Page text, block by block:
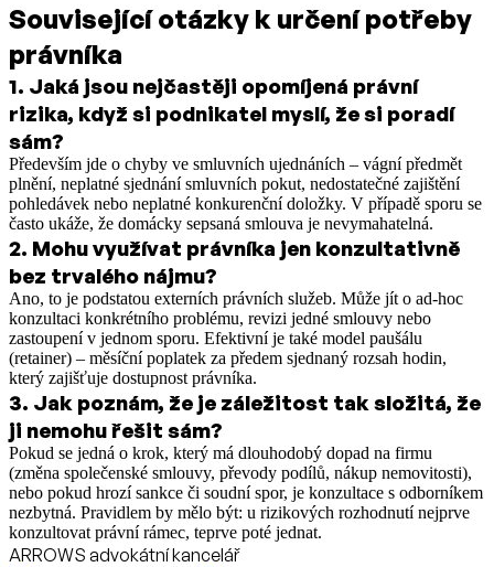
Související otázky k určení potřeby
právníka
1. Jaká jsou nejčastěji opomíjená právní
rizika, když si podnikatel myslí, že si poradí
sám?
Především jde o chyby ve smluvních ujednáních – vágní předmět
plnění, neplatné sjednání smluvních pokut, nedostatečné zajištění
pohledávek nebo neplatné konkurenční doložky. V případě sporu se
často ukáže, že domácky sepsaná smlouva je nevymahatelná.
2. Mohu využívat právníka jen konzultativně
bez trvalého nájmu?
Ano, to je podstatou externích právních služeb. Může jít o ad-hoc
konzultaci konkrétního problému, revizi jedné smlouvy nebo
zastoupení v jednom sporu. Efektivní je také model paušálu
(retainer) – měsíční poplatek za předem sjednaný rozsah hodin,
který zajišťuje dostupnost právníka.
3. Jak poznám, že je záležitost tak složitá, že
ji nemohu řešit sám?
Pokud se jedná o krok, který má dlouhodobý dopad na firmu
(změna společenské smlouvy, převody podílů, nákup nemovitosti),
nebo pokud hrozí sankce či soudní spor, je konzultace s odborníkem
nezbytná. Pravidlem by mělo být: u rizikových rozhodnutí nejprve
konzultovat právní rámec, teprve poté jednat.
ARROWS advokátní kancelář